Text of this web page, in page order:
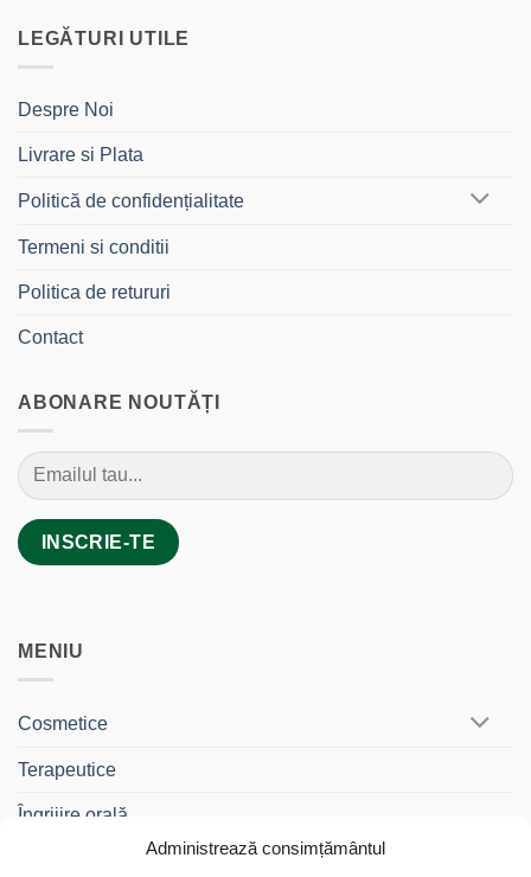
Administrează consimțământul
LEGĂTURI UTILE
Despre Noi
Livrare si Plata
Politică de confidențialitate
Termeni si conditii
Politica de retururi
Contact
ABONARE NOUTĂȚI
MENIU
Cosmetice
Terapeutice
Îngrijire orală